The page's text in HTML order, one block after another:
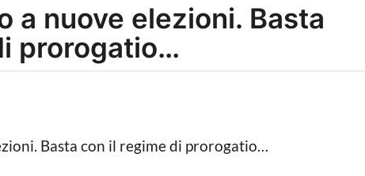
a nuove elezioni. Basta
prorogatio…